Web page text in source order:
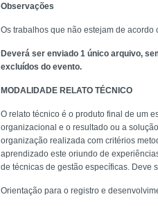
Observações
Os trabalhos que não estejam de
Deverá ser enviado 1 único arquivo,
excluídos do evento.
MODALIDADE RELATO TÉCNICO
O relato técnico é o produto final de um
organizacional e o resultado ou a
organização realizada com critérios
aprendizado este oriundo de
de técnicas de gestão específicas. Deve
Orientação para o registro e